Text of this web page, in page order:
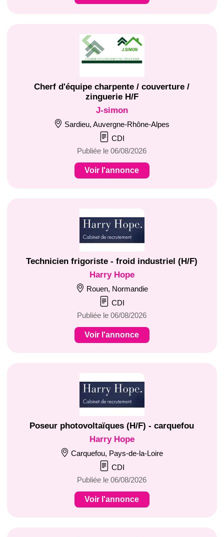
Cherf d'équipe charpente / couverture /
zinguerie H/F
J-simon
Sardieu, Auvergne-Rhône-Alpes
CDI
Publiée le 06/08/2026
Voir l'annonce
Technicien frigoriste - froid industriel (H/F)
Harry Hope
Rouen, Normandie
CDI
Publiée le 06/08/2026
Voir l'annonce
Poseur photovoltaïques (H/F) - carquefou
Harry Hope
Carquefou, Pays-de-la-Loire
CDI
Publiée le 06/08/2026
Voir l'annonce